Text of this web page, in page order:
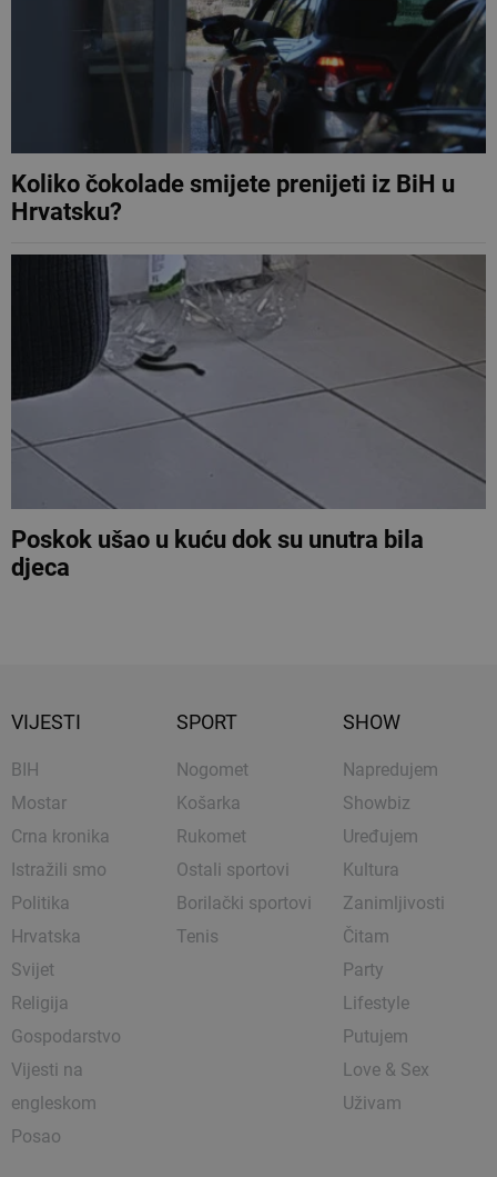
Koliko čokolade smijete prenijeti iz BiH u
Hrvatsku?
Poskok ušao u kuću dok su unutra bila
djeca
VIJESTI
BIH
Mostar
Crna kronika
Istražili smo
Politika
Hrvatska
Svijet
Religija
Gospodarstvo
Vijesti na
engleskom
Posao
SPORT
Nogomet
Košarka
Rukomet
Ostali sportovi
Borilački sportovi
Tenis
SHOW
Napredujem
Showbiz
Uređujem
Kultura
Zanimljivosti
Čitam
Party
Lifestyle
Putujem
Love & Sex
Uživam